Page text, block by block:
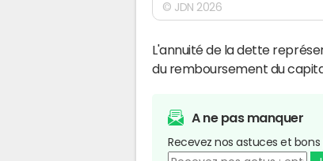
© JDN 2026
L'annuité de la dette
du remboursement du
A ne pas manquer
Recevez nos astuces et